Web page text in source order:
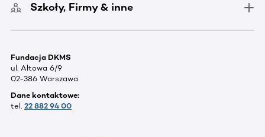
Szkoły, Firmy & inne
Fundacja DKMS
ul. Altowa 6/9
02-386 Warszawa
Dane kontaktowe:
tel. 22 882 94 00